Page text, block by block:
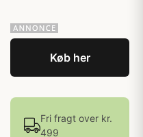
Køb her
Fri fragt over kr.
499